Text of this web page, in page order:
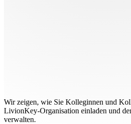
Wir zeigen, wie Sie Kolleginnen und
LivionKey‑Organisation einladen und
verwalten.